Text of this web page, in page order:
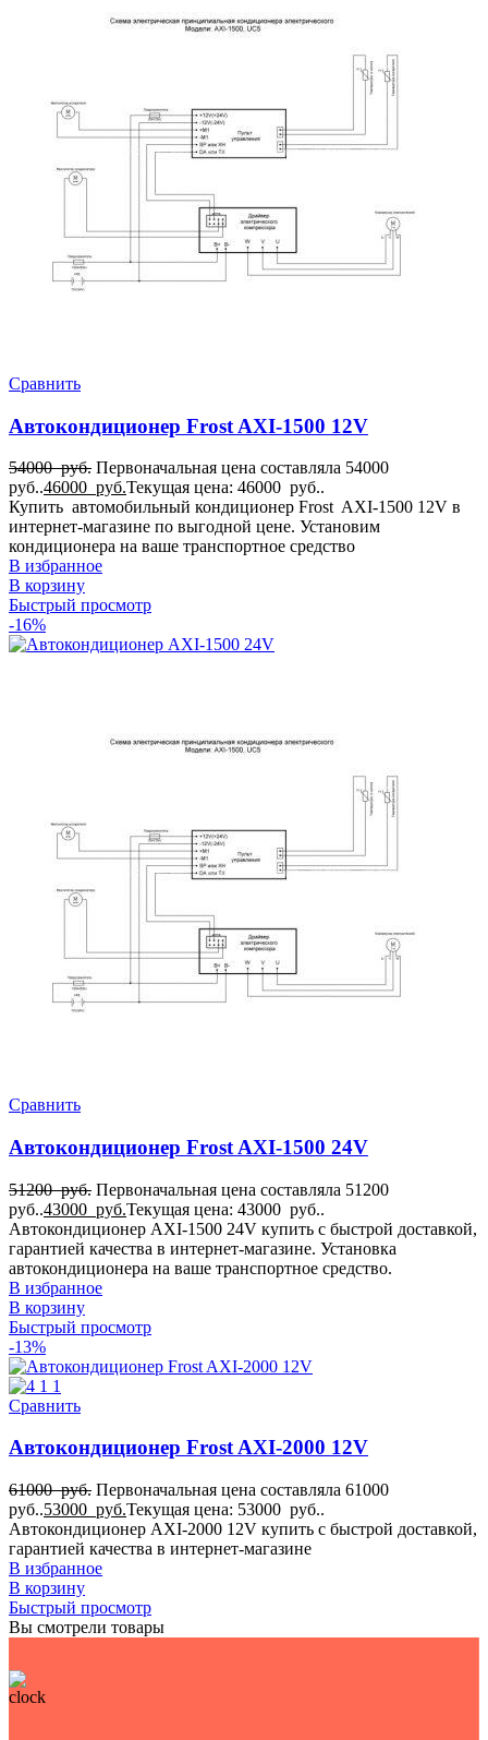
Сравнить
Автокондиционер Frost AXI-1500 12V
54000руб. Первоначальная цена составляла 54000
руб..46000 руб.Текущая цена: 46000 руб..
Купить автомобильный кондиционер Frost AXI-1500 12V в
интернет-магазине по выгодной цене. Установим
кондиционера на ваше транспортное средство
В избранное
В корзину
Быстрый просмотр
-16%
Сравнить
Автокондиционер Frost AXI-1500 24V
51200руб. Первоначальная цена составляла 51200
руб..43000 руб.Текущая цена: 43000 руб..
Автокондиционер AXI-1500 24V купить с быстрой доставкой,
гарантией качества в интернет-магазине. Установка
автокондиционера на ваше транспортное средство.
В избранное
В корзину
Быстрый просмотр
-13%
Сравнить
Автокондиционер Frost AXI-2000 12V
61000руб. Первоначальная цена составляла 61000
руб..53000 руб.Текущая цена: 53000 руб..
Автокондиционер AXI-2000 12V купить с быстрой доставкой,
гарантией качества в интернет-магазине
В избранное
В корзину
Быстрый просмотр
Вы смотрели товары